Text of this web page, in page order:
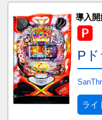
導入開
P
ライ